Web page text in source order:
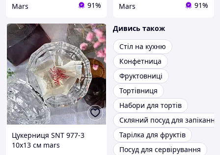
Mars 91% Mars 91%
Цукерниця SNT 977-3
10х13 см mars
Дивись також
Стіл на кухню
Конфетница
Фруктовниці
Тортівниця
Набори для тортів
Скляний посуд для запікання
Тарілка для фруктів
Посуд для сервірування